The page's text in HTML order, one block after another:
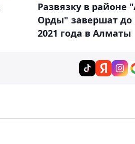
Развязку в районе
Орды" завершат до
2021 года в Алматы